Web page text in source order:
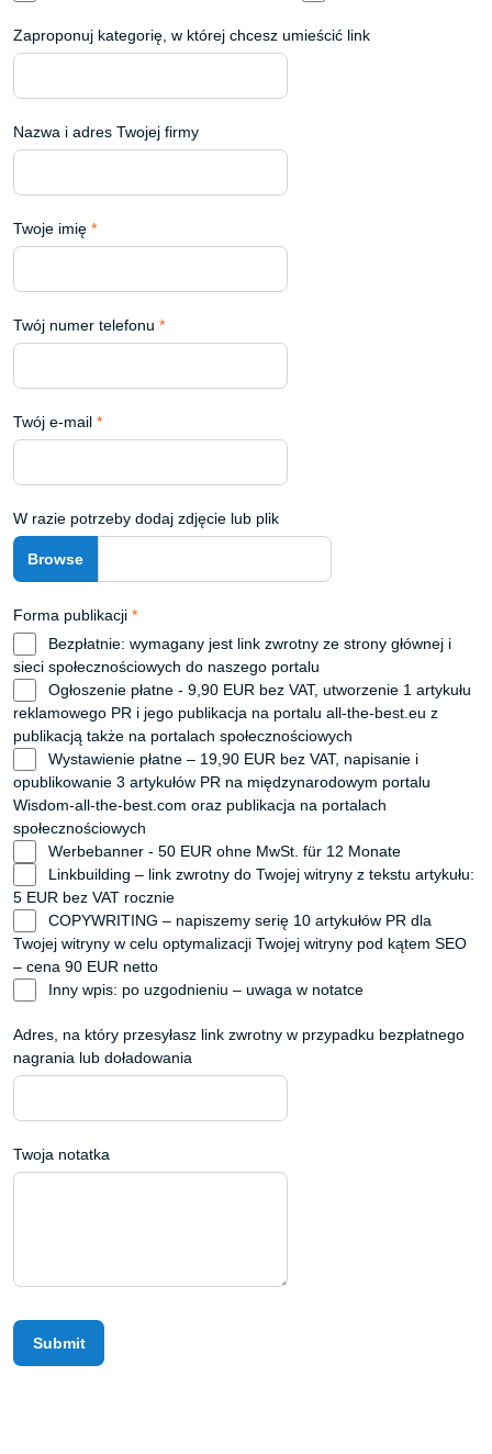
Zaproponuj kategorię, w której chcesz umieścić link
Nazwa i adres Twojej firmy
Twoje imię *
Twój numer telefonu *
Twój e-mail *
W razie potrzeby dodaj zdjęcie lub plik
Forma publikacji *
sieci społecznościowych do naszego portalu
reklamowego PR i jego publikacja na portalu all-the-best.eu z
publikacją także na portalach społecznościowych
opublikowanie 3 artykułów PR na międzynarodowym portalu
Wisdom-all-the-best.com oraz publikacja na portalach
społecznościowych
Werbebanner - 50 EUR ohne MwSt. für 12 Monate
5 EUR bez VAT rocznie
Twojej witryny w celu optymalizacji Twojej witryny pod kątem SEO
– cena 90 EUR netto
Inny wpis: po uzgodnieniu – uwaga w notatce
Adres, na który przesyłasz link zwrotny w przypadku bezpłatnego
nagrania lub doładowania
Twoja notatka
Submit